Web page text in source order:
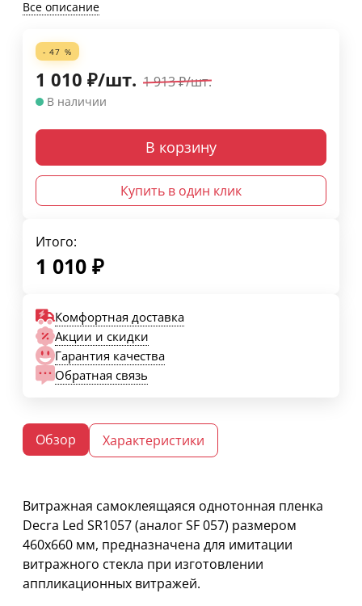
Все описание
- 47 %
1 010 ₽/шт. 1 913₽/шт.
В наличии
В корзину
Купить в один клик
Итого:
1 010 ₽
Комфортная доставка
Акции и скидки
Гарантия качества
Обратная связь
Обзор Характеристики
Витражная самоклеящаяся однотонная пленка
Decra Led SR1057 (аналог SF 057) размером
460х660 мм, предназначена для имитации
витражного стекла при изготовлении
аппликационных витражей.